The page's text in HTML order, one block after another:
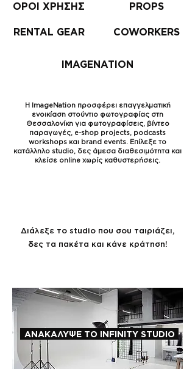
ΟΡΟΙ ΧΡΗΣΗΣ PROPS
RENTAL GEAR COWORKERS
IMAGENATION
Η ImageNation προσφέρει επαγγελματική
ενοικίαση στούντιο φωτογραφίας στη
Θεσσαλονίκη για φωτογραφίσεις, βίντεο
παραγωγές, e-shop projects, podcasts
workshops και brand events. Επίλεξε το
κατάλληλο studio, δες άμεσα διαθεσιμότητα και
κλείσε online χωρίς καθυστερήσεις.
Διάλεξε το studio που σου ταιριάζει,
δες τα πακέτα και κάνε κράτηση!
ΑΝΑΚΑΛΥΨΕ ΤΟ INFINITY STUDIO